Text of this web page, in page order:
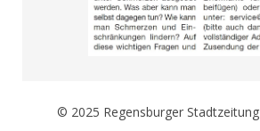
© 2025 Regensburger Stadtzeitung